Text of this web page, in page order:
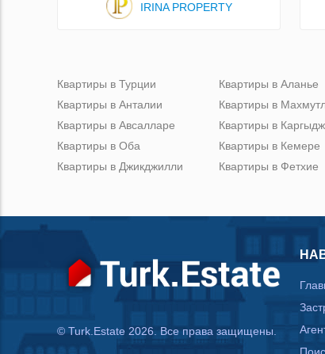
IRINA PROPERTY
Квартиры в Турции
Квартиры в Анталии
Квартиры в Авсалларе
Квартиры в Оба
Квартиры в Джикджилли
Квартиры в Аланье
Квартиры в
Квартиры в
Квартиры в Кемере
Квартиры в Фетхие
© Turk.Estate 2026. Все права защищены.